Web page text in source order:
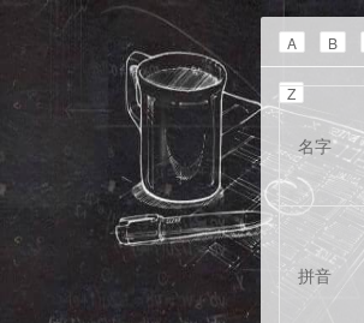
A B
Z
名字
拼音